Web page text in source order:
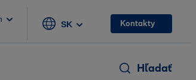
SK Kontakty
Hľadať